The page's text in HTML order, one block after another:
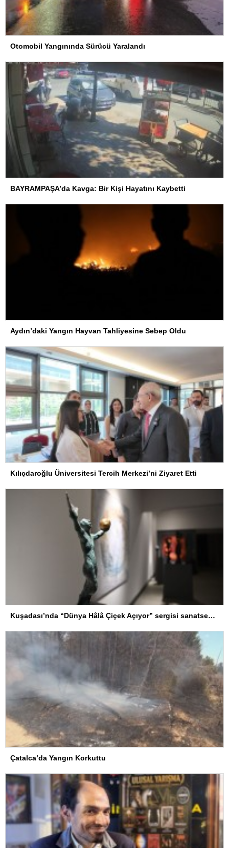
Otomobil Yangınında Sürücü Yaralandı
BAYRAMPAŞA’da Kavga: Bir Kişi Hayatını Kaybetti
Aydın’daki Yangın Hayvan Tahliyesine Sebep Oldu
Kılıçdaroğlu Üniversitesi Tercih Merkezi’ni Ziyaret Etti
Kuşadası’nda “Dünya Hâlâ Çiçek Açıyor” sergisi sanatseverlerle buluşuyor
Çatalca’da Yangın Korkuttu